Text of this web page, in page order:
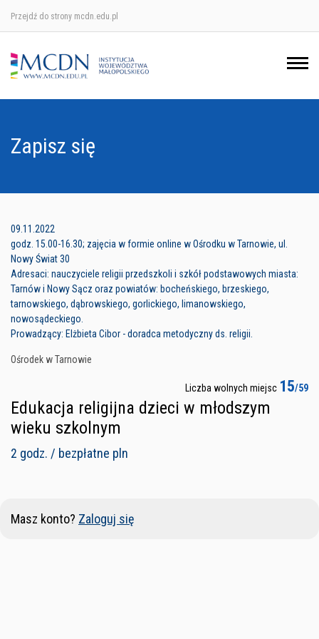
Przejdź do strony mcdn.edu.pl
Zapisz się
09.11.2022
godz. 15.00-16.30; zajęcia w formie online w Ośrodku w Tarnowie, ul.
Nowy Świat 30
Adresaci: nauczyciele religii przedszkoli i szkół podstawowych miasta:
Tarnów i Nowy Sącz oraz powiatów: bocheńskiego, brzeskiego,
tarnowskiego, dąbrowskiego, gorlickiego, limanowskiego,
nowosądeckiego.
Prowadzący: Elżbieta Cibor - doradca metodyczny ds. religii.
Ośrodek w Tarnowie
Liczba wolnych miejsc 15/59
Edukacja religijna dzieci w młodszym
wieku szkolnym
2 godz. / bezpłatne pln
Masz konto? Zaloguj się
Ośrodek w Krakowie
Ośrodek w Nowym Sączu
Ośrodek w Tarnowie